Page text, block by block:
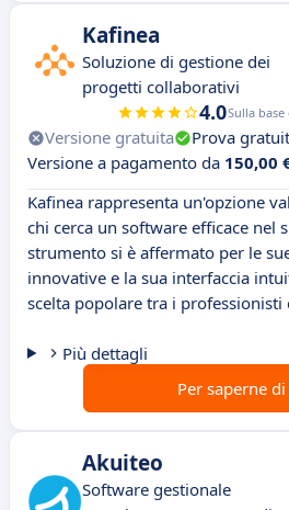
Kafinea
Soluzione di gestione dei
progetti collaborativi
4.0Sulla base
Versione gratuita Prova
Versione a pagamento da 150,00
Kafinea rappresenta un'opzione
chi cerca un software efficace nel
strumento si è affermato per le
innovative e la sua interfaccia
scelta popolare tra i professionisti
Più dettagli
Per saperne
Akuiteo
Software gestionale